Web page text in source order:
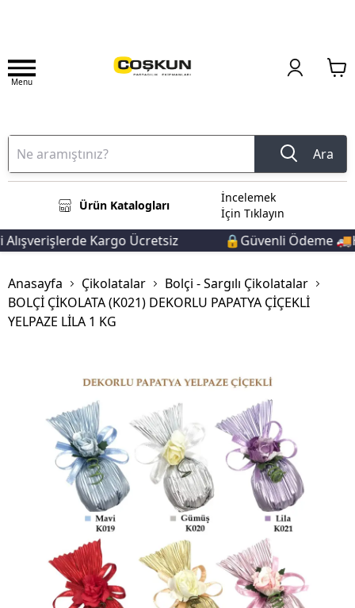
Menu
Ara
Ürün Katalogları
İncelemek
İçin Tıklayın
Kargo Ücretsiz 🔒Güvenli Ödeme
Anasayfa Çikolatalar
Bolçi - Sargılı Çikolatalar
BOLÇİ ÇİKOLATA (K021) DEKORLU PAPATYA ÇİÇEKLİ
YELPAZE LİLA 1 KG